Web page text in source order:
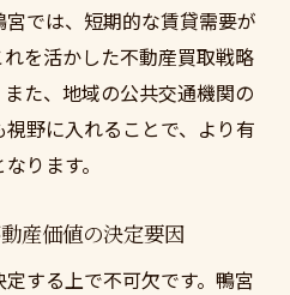
では、短期的な賃貸需要が
を活かした不動産買取戦略
た、地域の公共交通機関の
野に入れることで、より有
ります。
産価値の決定要因
する上で不可欠です。鴨宮